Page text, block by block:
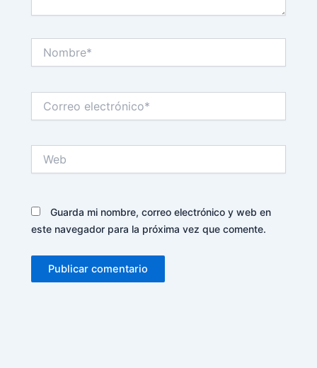
electrónico*
Guarda mi nombre, correo electrónico y web en
este navegador para la próxima vez que comente.